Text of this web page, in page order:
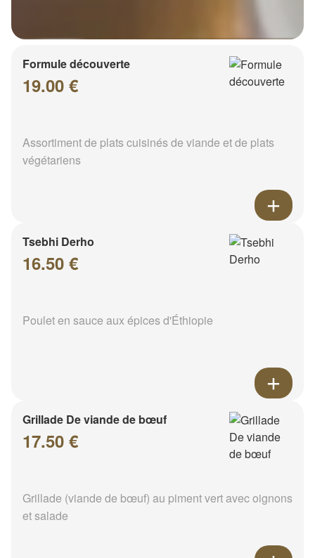
Formule découverte
19.00 €
Assortiment de plats cuisinés de viande et de plats
végétariens
Tsebhi Derho
16.50 €
Poulet en sauce aux épices d'Éthiopie
Grillade De viande de bœuf
17.50 €
Grillade (viande de bœuf) au piment vert avec oignons
et salade